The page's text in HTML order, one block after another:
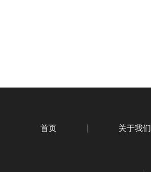
首页 关于我们